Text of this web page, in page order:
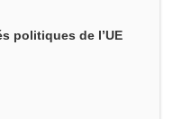
politiques de l’UE